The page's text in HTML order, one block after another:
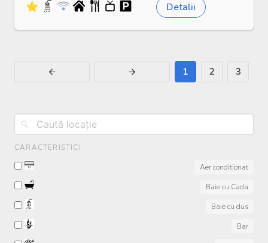
CARACTERISTICI
Aer conditionat
Baie cu Cada
Baie cu dus
Bar
Detalii
1 2 3